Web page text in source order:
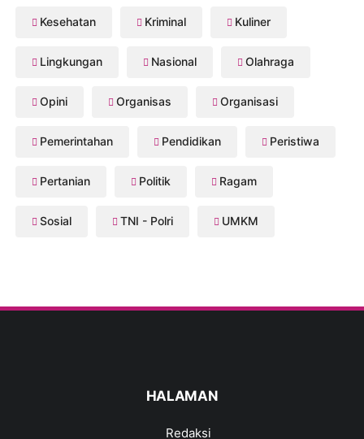
Kesehatan Kriminal Kuliner
Lingkungan Nasional Olahraga
Opini Organisas Organisasi
Pemerintahan Pendidikan Peristiwa
Pertanian Politik Ragam
Sosial TNI - Polri UMKM
HALAMAN
Redaksi